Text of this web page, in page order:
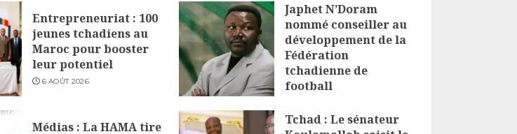
Entrepreneuriat : 100
jeunes tchadiens au
Maroc pour booster
leur potentiel
6 AOÛT 2026
Japhet N’Doram
nommé conseiller au
développement de la
Fédération
tchadienne de
football
Médias : La HAMA tire
Tchad : Le sénateur